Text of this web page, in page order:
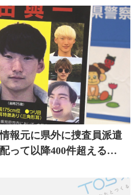
報元に県外に捜査員派遣
って以降400件超える情